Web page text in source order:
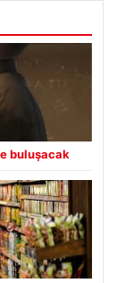
buluşacak